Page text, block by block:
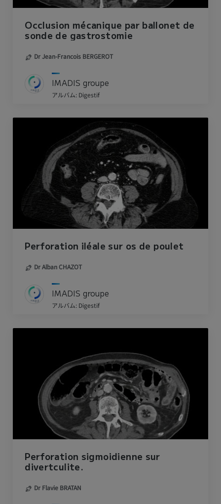
Occlusion mécanique par ballonet de
sonde de gastrostomie
Dr Jean-Francois BERGEROT
IMADIS groupe
アルバム: Digestif
Perforation iléale sur os de poulet
Dr Alban CHAZOT
IMADIS groupe
アルバム: Digestif
Perforation sigmoidienne sur
divertculite.
Dr Flavie BRATAN